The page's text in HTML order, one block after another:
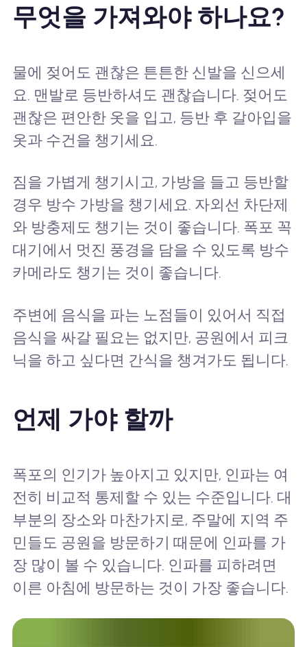
무엇을 가져와야 하나요?
물에 젖어도 괜찮은 튼튼한 신발을 신으세
요. 맨발로 등반하셔도 괜찮습니다. 젖어도
괜찮은 편안한 옷을 입고, 등반 후 갈아입을
옷과 수건을 챙기세요.
짐을 가볍게 챙기시고, 가방을 들고 등반할
경우 방수 가방을 챙기세요. 자외선 차단제
와 방충제도 챙기는 것이 좋습니다. 폭포 꼭
대기에서 멋진 풍경을 담을 수 있도록 방수
카메라도 챙기는 것이 좋습니다.
주변에 음식을 파는 노점들이 있어서 직접
음식을 싸갈 필요는 없지만, 공원에서 피크
닉을 하고 싶다면 간식을 챙겨가도 됩니다.
언제 가야 할까
폭포의 인기가 높아지고 있지만, 인파는 여
전히 비교적 통제할 수 있는 수준입니다. 대
부분의 장소와 마찬가지로, 주말에 지역 주
민들도 공원을 방문하기 때문에 인파를 가
장 많이 볼 수 있습니다. 인파를 피하려면
이른 아침에 방문하는 것이 가장 좋습니다.